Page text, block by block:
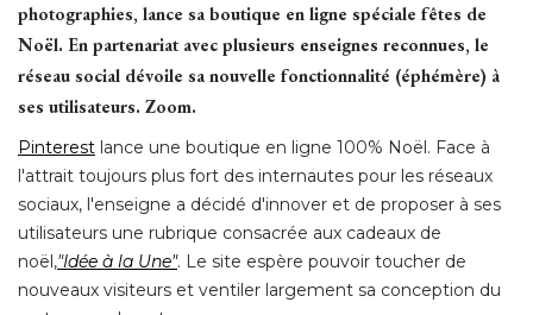
photographies, lance sa boutique en ligne spéciale fêtes de
Noël. En partenariat avec plusieurs enseignes reconnues, le
réseau social dévoile sa nouvelle fonctionnalité (éphémère) à
ses utilisateurs. Zoom.
Pinterest lance une boutique en ligne 100% Noël. Face à
l'attrait toujours plus fort des internautes pour les réseaux
sociaux, l'enseigne a décidé d'innover et de proposer à ses
utilisateurs une rubrique consacrée aux cadeaux de
noël,"Idée à la Une". Le site espère pouvoir toucher de
nouveaux visiteurs et ventiler largement sa conception du